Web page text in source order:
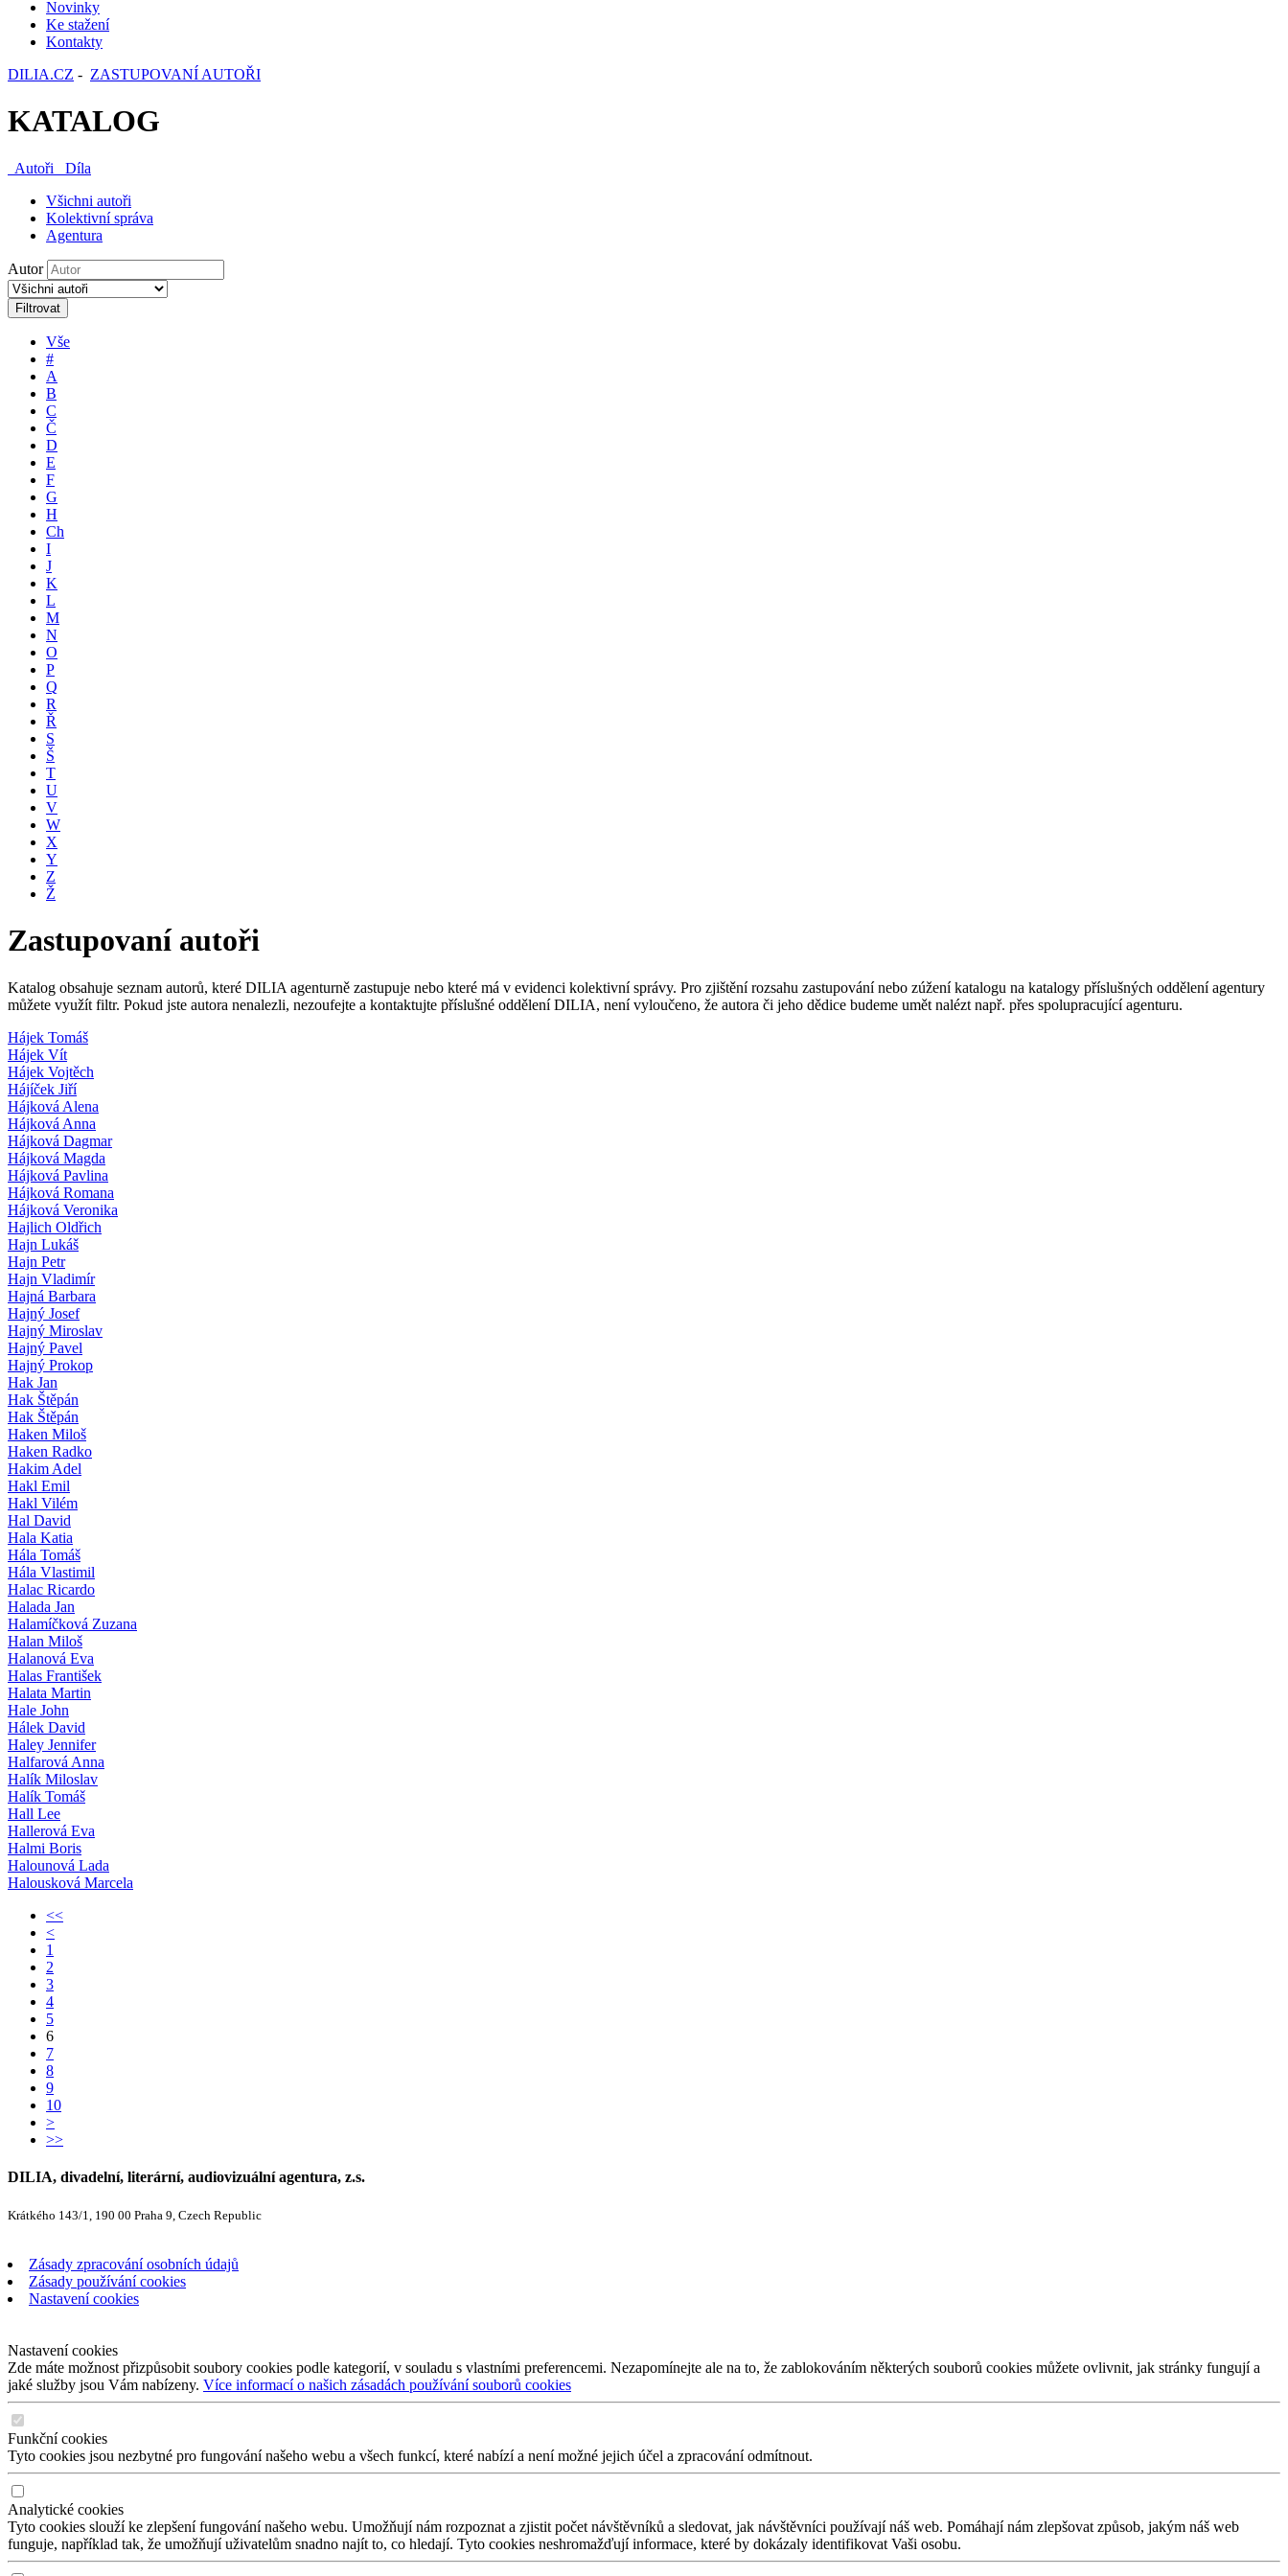
Novinky
Ke stažení
Kontakty
DILIA.CZ - ZASTUPOVANÍ AUTOŘI
KATALOG
Autoři
Díla
Všichni autoři
Kolektivní správa
Agentura
Autor
Filtrovat
Vše
#
A
B
C
Č
D
E
F
G
H
Ch
I
J
K
L
M
N
O
P
Q
R
Ř
S
Š
T
U
V
W
X
Y
Z
Ž
Zastupovaní autoři
Katalog obsahuje seznam autorů, které DILIA agenturně zastupuje nebo které má v evidenci kolektivní správy. Pro zjištění rozsahu zastupování nebo zúžení katalogu na katalogy příslušných oddělení agentury
můžete využít filtr. Pokud jste autora nenalezli, nezoufejte a kontaktujte příslušné oddělení DILIA, není vyloučeno, že autora či jeho dědice budeme umět nalézt např. přes spolupracující agenturu.
Hájek Tomáš
Hájek Vít
Hájek Vojtěch
Hájíček Jiří
Hájková Alena
Hájková Anna
Hájková Dagmar
Hájková Magda
Hájková Pavlina
Hájková Romana
Hájková Veronika
Hajlich Oldřich
Hajn Lukáš
Hajn Petr
Hajn Vladimír
Hajná Barbara
Hajný Josef
Hajný Miroslav
Hajný Pavel
Hajný Prokop
Hak Jan
Hak Štěpán
Hak Štěpán
Haken Miloš
Haken Radko
Hakim Adel
Hakl Emil
Hakl Vilém
Hal David
Hala Katia
Hála Tomáš
Hála Vlastimil
Halac Ricardo
Halada Jan
Halamíčková Zuzana
Halan Miloš
Halanová Eva
Halas František
Halata Martin
Hale John
Hálek David
Haley Jennifer
Halfarová Anna
Halík Miloslav
Halík Tomáš
Hall Lee
Hallerová Eva
Halmi Boris
Halounová Lada
Halousková Marcela
<<
<
1
2
3
4
5
6
7
8
9
10
>
>>
DILIA, divadelní, literární, audiovizuální agentura, z.s.
Krátkého 143/1, 190 00 Praha 9, Czech Republic
Zásady zpracování osobních údajů
Zásady používání cookies
Nastavení cookies
Nastavení cookies
Zde máte možnost přizpůsobit soubory cookies podle kategorií, v souladu s vlastními preferencemi. Nezapomínejte ale na to, že zablokováním některých souborů cookies můžete ovlivnit, jak stránky fungují a
jaké služby jsou Vám nabízeny. Více informací o našich zásadách používání souborů cookies
Funkční cookies
Tyto cookies jsou nezbytné pro fungování našeho webu a všech funkcí, které nabízí a není možné jejich účel a zpracování odmítnout.
Analytické cookies
Tyto cookies slouží ke zlepšení fungování našeho webu. Umožňují nám rozpoznat a zjistit počet návštěvníků a sledovat, jak návštěvníci používají náš web. Pomáhají nám zlepšovat způsob, jakým náš web
funguje, například tak, že umožňují uživatelům snadno najít to, co hledají. Tyto cookies neshromažďují informace, které by dokázaly identifikovat Vaši osobu.